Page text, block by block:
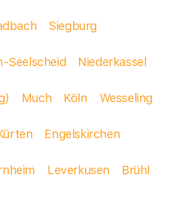
Siegburg
Seelscheid Niederkassel
Much Köln Wesseling
Engelskirchen
Leverkusen Brühl